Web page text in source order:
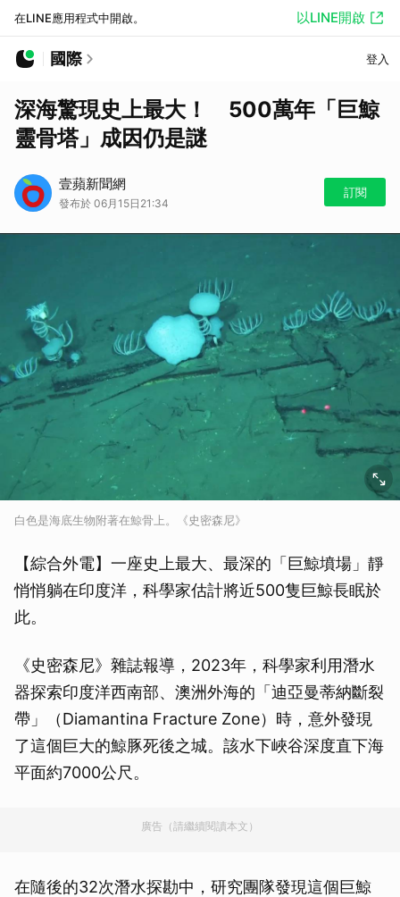
在LINE應用程式中開啟。 以LINE開啟
國際 登入
深海驚現史上最大！ 500萬年「巨鯨
靈骨塔」成因仍是謎
壹蘋新聞網
發布於 06月15日21:34
訂閱
白色是海底生物附著在鯨骨上。《史密森尼》
【綜合外電】一座史上最大、最深的「巨鯨墳場」靜
悄悄躺在印度洋，科學家估計將近500隻巨鯨長眠於
此。
《史密森尼》雜誌報導，2023年，科學家利用潛水
器探索印度洋西南部、澳洲外海的「迪亞曼蒂納斷裂
帶」（Diamantina Fracture Zone）時，意外發現
了這個巨大的鯨豚死後之城。該水下峽谷深度直下海
平面約7000公尺。
廣告（請繼續閱讀本文）
在隨後的32次潛水探勘中，研究團隊發現這個巨鯨